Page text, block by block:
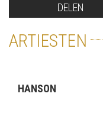
DELEN
ARTIESTEN
HANSON